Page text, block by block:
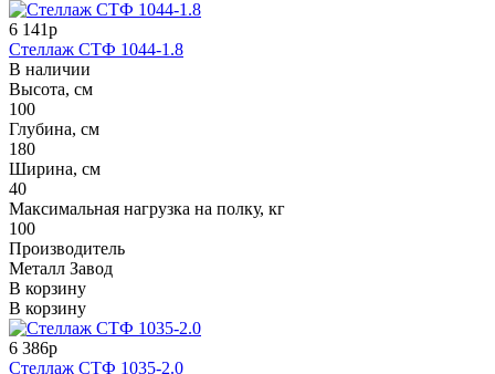
6 141р
Стеллаж СТФ 1044-1.8
В наличии
Высота, см
100
Глубина, см
180
Ширина, см
40
Максимальная нагрузка на полку, кг
100
Производитель
Металл Завод
В корзину
В корзину
6 386р
Стеллаж СТФ 1035-2.0